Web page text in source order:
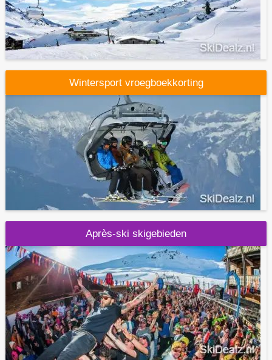
Wintersport vroegboekkorting
Après-ski skigebieden